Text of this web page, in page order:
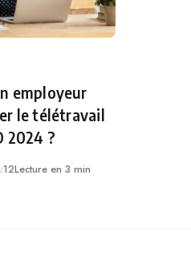
employeur
le télétravail
2024 ?
Lecture en 3 min